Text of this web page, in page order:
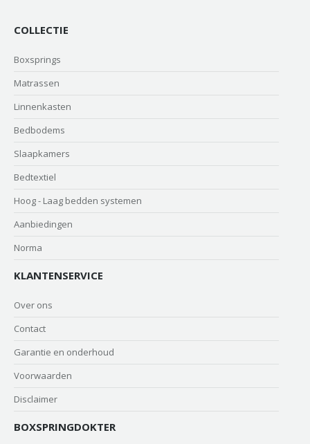
COLLECTIE
Boxsprings
Matrassen
Linnenkasten
Bedbodems
Slaapkamers
Bedtextiel
Hoog - Laag bedden systemen
Aanbiedingen
Norma
KLANTENSERVICE
Over ons
Contact
Garantie en onderhoud
Voorwaarden
Disclaimer
BOXSPRINGDOKTER